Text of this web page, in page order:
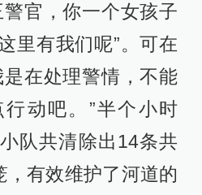
官，你一个女孩子
里有我们呢”。可在
在处理警情，不能
动吧。”半个小时
队共清除出14条共
有效维护了河道的